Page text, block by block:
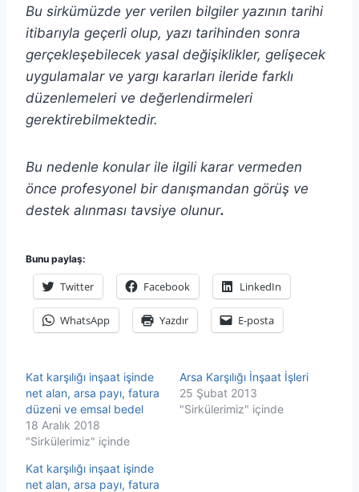
Bu sirkümüzde yer verilen bilgiler yazının tarihi
itibarıyla geçerli olup, yazı tarihinden sonra
gerçekleşebilecek yasal değişiklikler, gelişecek
uygulamalar ve yargı kararları ileride farklı
düzenlemeleri ve değerlendirmeleri
gerektirebilmektedir.
Bu nedenle konular ile ilgili karar vermeden
önce profesyonel bir danışmandan görüş ve
destek alınması tavsiye olunur.
Bunu paylaş:
Twitter Facebook LinkedIn
WhatsApp Yazdır E-posta
Kat karşılığı inşaat işinde
net alan, arsa payı, fatura
düzeni ve emsal bedel
18 Aralık 2018
"Sirkülerimiz" içinde
Arsa Karşılığı İnşaat İşleri
25 Şubat 2013
"Sirkülerimiz" içinde
Kat karşılığı inşaat işinde
net alan, arsa payı, fatura